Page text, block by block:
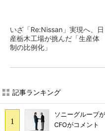
いざ「Re:Nissan」実現へ、日
産栃木工場が挑んだ「生産体
制の比例化」
記事ランキング
ソニーグループ
CFOがコメント